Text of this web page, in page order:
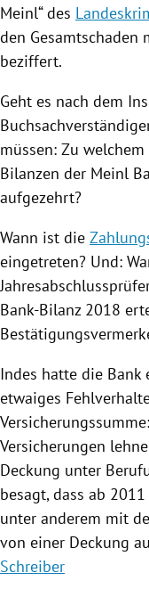
Meinl“ des
den
beziffert.
Geht es nach dem
müssen: Zu
Bilanzen der Meinl
aufgezehrt?
Wann ist die
eingetreten? Und:
Bank-Bilanz 2018
Indes hatte die
etwaiges
Versicherungen
Deckung unter
besagt, dass ab
unter anderem mit
von einer Deckung
Schreiber